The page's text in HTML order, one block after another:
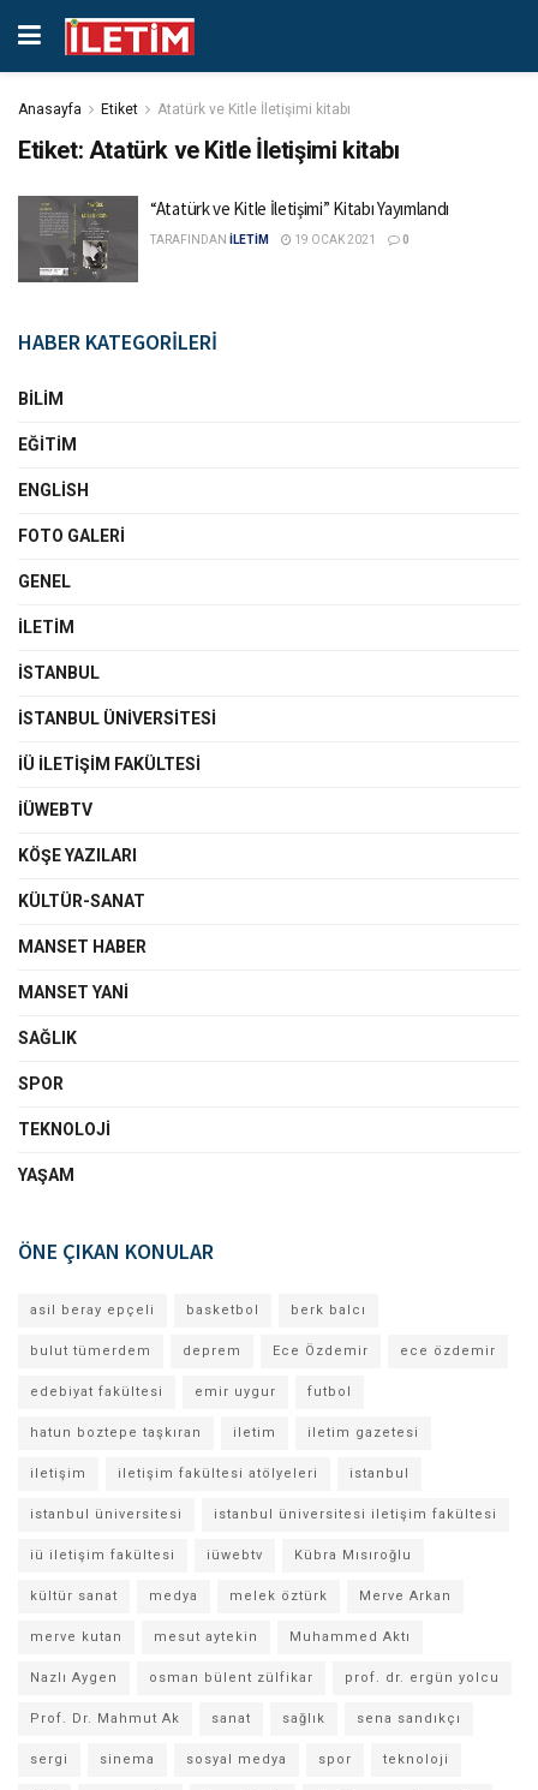
Anasayfa Etiket Atatürk ve Kitle İletişimi kitabı
Etiket: Atatürk ve Kitle İletişimi kitabı
“Atatürk ve Kitle İletişimi” Kitabı Yayımlandı
TARAFINDAN İLETİM 19 OCAK 2021 0
HABER KATEGORİLERİ
BILIM
EĞITIM
ENGLISH
FOTO GALERI
GENEL
İLETIM
İSTANBUL
İSTANBUL ÜNIVERSITESI
İÜ İLETIŞIM FAKÜLTESI
İÜWEBTV
KÖŞE YAZILARI
KÜLTÜR-SANAT
MANSET HABER
MANSET YANI
SAĞLIK
SPOR
TEKNOLOJI
YAŞAM
ÖNE ÇIKAN KONULAR
asil beray epçeli basketbol berk balcı
bulut tümerdem deprem Ece Özdemir ece özdemir
edebiyat fakültesi emir uygur futbol
hatun boztepe taşkıran iletim iletim gazetesi
iletişim iletişim fakültesi atölyeleri istanbul
istanbul üniversitesi istanbul üniversitesi iletişim fakültesi
iü iletişim fakültesi iüwebtv Kübra Mısıroğlu
kültür sanat medya melek öztürk Merve Arkan
merve kutan mesut aytekin Muhammed Aktı
Nazlı Aygen osman bülent zülfikar prof. dr. ergün yolcu
Prof. Dr. Mahmut Ak sanat sağlık sena sandıkçı
sergi sinema sosyal medya spor teknoloji